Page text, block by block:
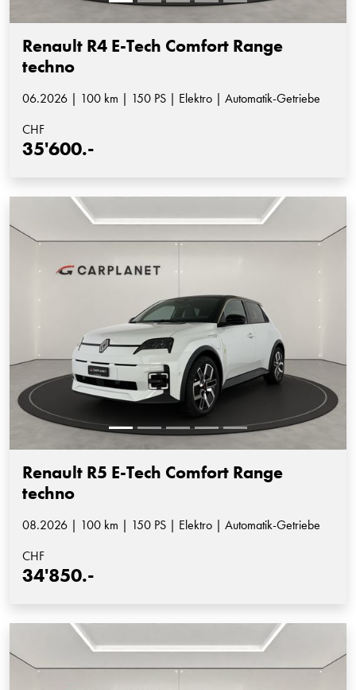
Renault R4 E-Tech Comfort Range
techno
06.2026 | 100 km | 150 PS | Elektro | Automatik-Getriebe
CHF
35'600.-
Renault R5 E-Tech Comfort Range
techno
08.2026 | 100 km | 150 PS | Elektro | Automatik-Getriebe
CHF
34'850.-